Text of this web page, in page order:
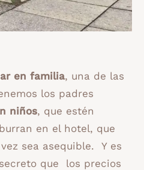
en familia, una de las
los padres
niños, que estén
en el hotel, que
sea asequible. Y es
que los precios